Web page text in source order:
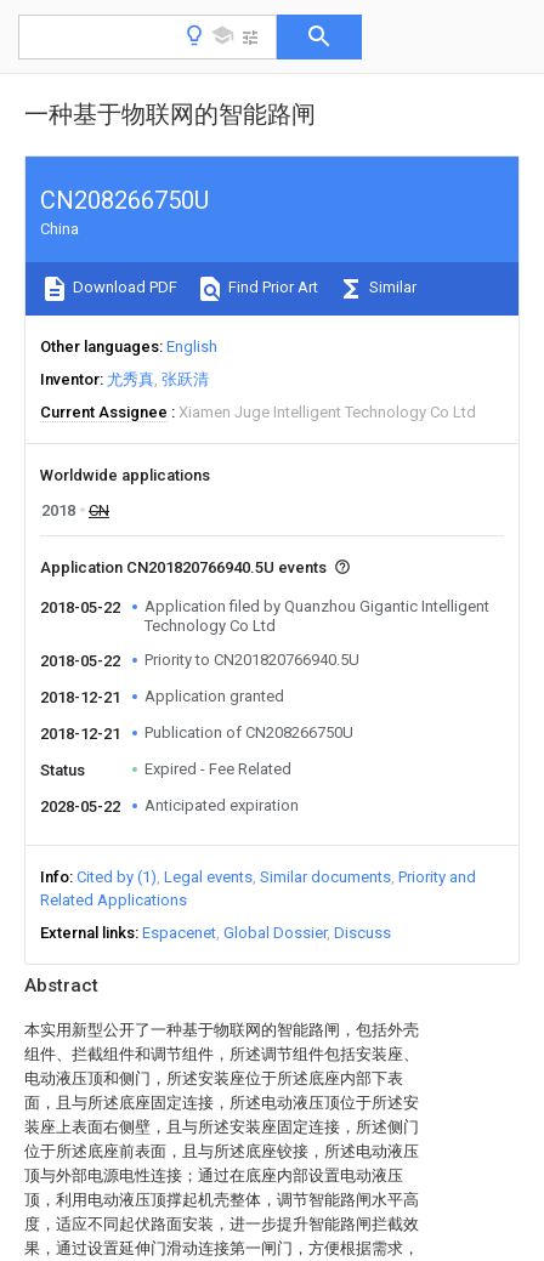
一种基于物联网的智能路闸
Abstract
本实用新型公开了一种基于物联网的智能路闸，包括外壳
组件、拦截组件和调节组件，所述调节组件包括安装座、
电动液压顶和侧门，所述安装座位于所述底座内部下表
面，且与所述底座固定连接，所述电动液压顶位于所述安
装座上表面右侧壁，且与所述安装座固定连接，所述侧门
位于所述底座前表面，且与所述底座铰接，所述电动液压
顶与外部电源电性连接；通过在底座内部设置电动液压
顶，利用电动液压顶撑起机壳整体，调节智能路闸水平高
度，适应不同起伏路面安装，进一步提升智能路闸拦截效
果，通过设置延伸门滑动连接第一闸门，方便根据需求，
CN208266750U
China
Download PDF Find Prior Art Similar
Other languages English
Inventor 尤秀真 张跃清
Current Assignee
Xiamen Juge Intelligent Technology Co Ltd
Worldwide applications
2018
CN
Application CN201820766940.5U events
2018-05-22
Application filed by Quanzhou Gigantic Intelligent
Technology Co Ltd
2018-05-22
Priority to CN201820766940.5U
2018-12-21 Application granted
2018-12-21 Publication of CN208266750U
Status Expired - Fee Related
2028-05-22 Anticipated expiration
Info Cited by (1) Legal events Similar documents Priority and
Related Applications
External links Espacenet Global Dossier Discuss